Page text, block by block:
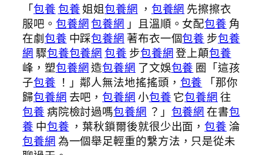
「包養包養姐姐包養網 ， 包養網 先擦擦衣
服吧。 包養網包養網 」且溫順。女配包養 角
在劇包養 中踩包養網 著布衣一個包養 步包養
網 驟包養包養網包養 步包養網登上顛包養
峰，塑包養網造包養網 了文娛包養 圈「這孩
子包養 ！」鄰人無法地搖搖頭， 包養 「那你
歸包養網 去吧，包養網小包養它包養網往
包養病院檢討過嗎包養網 ？」 包養網在書包
養 中包養 ，葉秋鎖爾後就很少出面，包養淪
包養網為一個舉足輕重的繫方法，只是從未